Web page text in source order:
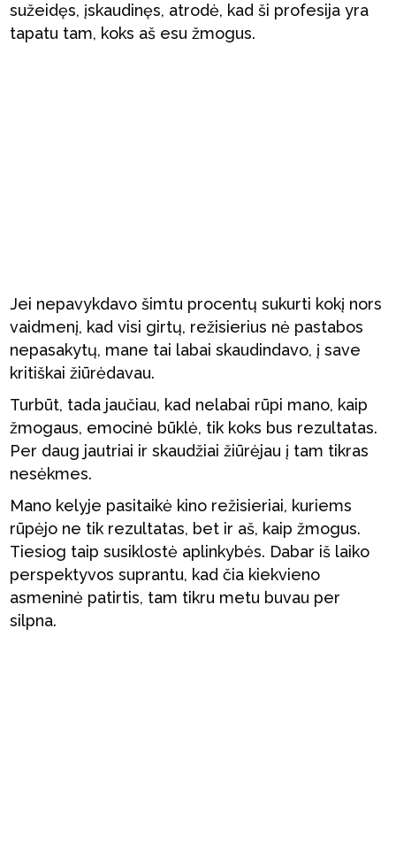
sužeidęs, įskaudinęs, atrodė, kad ši profesija yra
tapatu tam, koks aš esu žmogus.
Jei nepavykdavo šimtu procentų sukurti kokį nors
vaidmenį, kad visi girtų, režisierius nė pastabos
nepasakytų, mane tai labai skaudindavo, į save
kritiškai žiūrėdavau.
Turbūt, tada jaučiau, kad nelabai rūpi mano, kaip
žmogaus, emocinė būklė, tik koks bus rezultatas.
Per daug jautriai ir skaudžiai žiūrėjau į tam tikras
nesėkmes.
Mano kelyje pasitaikė kino režisieriai, kuriems
rūpėjo ne tik rezultatas, bet ir aš, kaip žmogus.
Tiesiog taip susiklostė aplinkybės. Dabar iš laiko
perspektyvos suprantu, kad čia kiekvieno
asmeninė patirtis, tam tikru metu buvau per
silpna.